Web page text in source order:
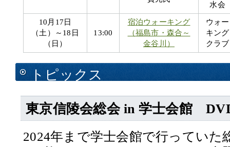
水会
10月17日
（土）～18日
（日）
13:00
宿泊ウォーキング
（福島市・森合～
金谷川）
ウォー
キング
クラブ
トピックス
東京信陵会総会 in 学士会館
2024年まで学士会館で行っていた